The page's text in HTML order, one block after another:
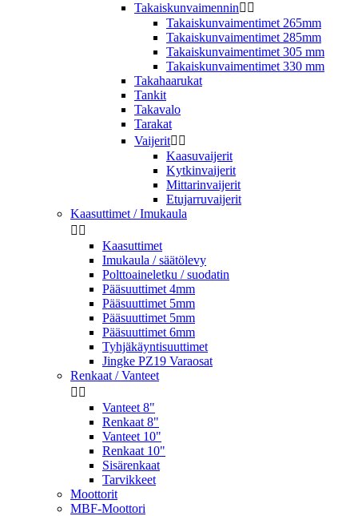
Takaiskunvaimennin 
Takaiskunvaimentimet 265mm
Takaiskunvaimentimet 285mm
Takaiskunvaimentimet 305 mm
Takaiskunvaimentimet 330 mm
Takahaarukat
Tankit
Takavalo
Tarakat
Vaijerit 
Kaasuvaijerit
Kytkinvaijerit
Mittarinvaijerit
Etujarruvaijerit
Kaasuttimet / Imukaula
 
Kaasuttimet
Imukaula / säätölevy
Polttoaineletku / suodatin
Pääsuuttimet 4mm
Pääsuuttimet 5mm
Pääsuuttimet 5mm
Pääsuuttimet 6mm
Tyhjäkäyntisuuttimet
Jingke PZ19 Varaosat
Renkaat / Vanteet
 
Vanteet 8"
Renkaat 8"
Vanteet 10"
Renkaat 10"
Sisärenkaat
Tarvikkeet
Moottorit
MBF-Moottori